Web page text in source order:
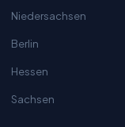
Niedersachsen
Berlin
Hessen
Sachsen